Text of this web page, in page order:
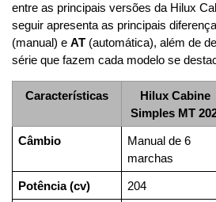
entre as principais versões da Hilux
seguir apresenta as principais
(manual) e AT (automática), além de
série que fazem cada modelo se
Características
Hilux Cabine
Simples MT
Câmbio
Manual de 6
marchas
Potência (cv) 204